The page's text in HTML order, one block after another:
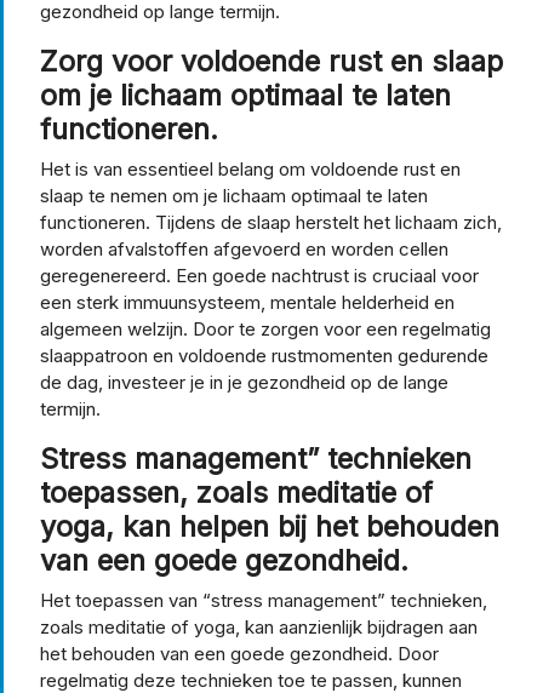
gezondheid op lange termijn.
Zorg voor voldoende rust en slaap
om je lichaam optimaal te laten
functioneren.
Het is van essentieel belang om voldoende rust en
slaap te nemen om je lichaam optimaal te laten
functioneren. Tijdens de slaap herstelt het lichaam zich,
worden afvalstoffen afgevoerd en worden cellen
geregenereerd. Een goede nachtrust is cruciaal voor
een sterk immuunsysteem, mentale helderheid en
algemeen welzijn. Door te zorgen voor een regelmatig
slaappatroon en voldoende rustmomenten gedurende
de dag, investeer je in je gezondheid op de lange
termijn.
Stress management” technieken
toepassen, zoals meditatie of
yoga, kan helpen bij het behouden
van een goede gezondheid.
Het toepassen van “stress management” technieken,
zoals meditatie of yoga, kan aanzienlijk bijdragen aan
het behouden van een goede gezondheid. Door
regelmatig deze technieken toe te passen, kunnen